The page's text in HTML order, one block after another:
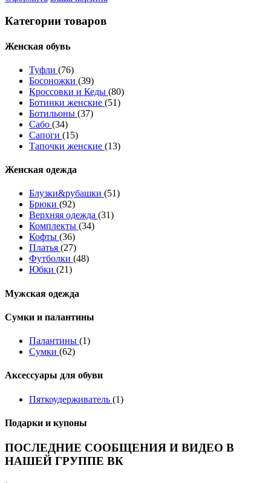
Категории товаров
Женcкая обувь
Туфли (76)
Босоножки (39)
Кроссовки и Кеды (80)
Ботинки женские (51)
Ботильоны (37)
Сабо (34)
Сапоги (15)
Тапочки женские (13)
Женская одежда
Блузки&рубашки (51)
Брюки (92)
Верхняя одежда (31)
Комплекты (34)
Кофты (36)
Платья (27)
Футболки (48)
Юбки (21)
Мужская одежда
Сумки и палантины
Палантины (1)
Сумки (62)
Аксессуары для обуви
Пяткоудерживатель (1)
Подарки и купоны
ПОСЛЕДНИЕ СООБЩЕНИЯ И ВИДЕО В
НАШЕЙ ГРУППЕ ВК